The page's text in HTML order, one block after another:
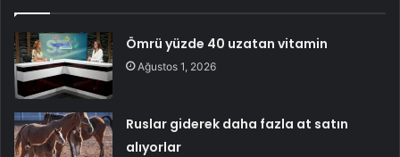
Ömrü yüzde 40 uzatan vitamin
Ağustos 1, 2026
Ruslar giderek daha fazla at satın
alıyorlar